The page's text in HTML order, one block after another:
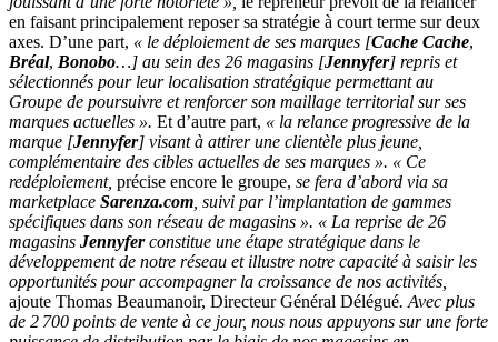
en faisant principalement reposer sa stratégie à court terme sur deux
axes. D’une part, « le déploiement de ses marques [Cache Cache,
Bréal, Bonobo…] au sein des 26 magasins [Jennyfer] repris et
sélectionnés pour leur localisation stratégique permettant au
Groupe de poursuivre et renforcer son maillage territorial sur ses
marques actuelles ». Et d’autre part, « la relance progressive de la
marque [Jennyfer] visant à attirer une clientèle plus jeune,
complémentaire des cibles actuelles de ses marques ». « Ce
redéploiement, précise encore le groupe, se fera d’abord via sa
marketplace Sarenza.com , suivi par l’implantation de gammes
spécifiques dans son réseau de magasins ». « La reprise de 26
magasins Jennyferconstitue une étape stratégique dans le
développement de notre réseau et illustre notre capacité à saisir les
opportunités pour accompagner la croissance de nos activités,
ajoute Thomas Beaumanoir, Directeur Général Délégué. Avec plus
de 2 700 points de vente à ce jour, nous nous appuyons sur une forte